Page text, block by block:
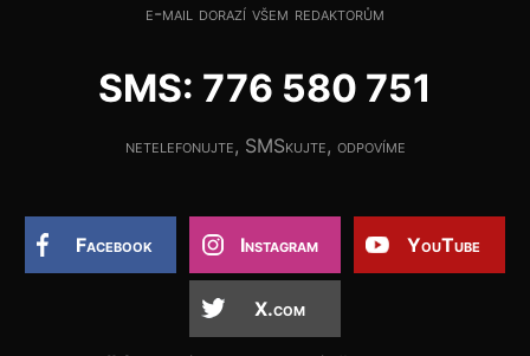
e-mail dorazí všem redaktorům
SMS: 776 580 751
netelefonujte, SMSkujte, odpovíme
Facebook Instagram YouTube
X.com